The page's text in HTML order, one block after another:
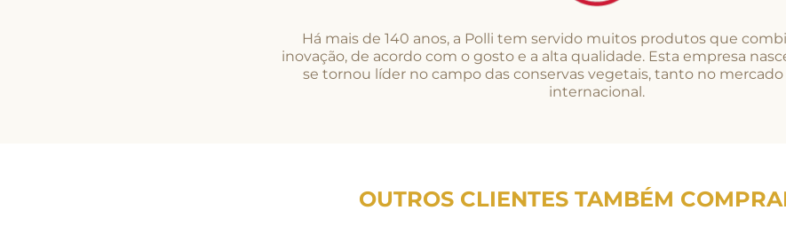
Há mais de 140 anos, a Polli tem servido muitos produtos que
inovação, de acordo com o gosto e a alta qualidade. Esta empresa
se tornou líder no campo das conservas vegetais, tanto no
internacional.
OUTROS CLIENTES TAMBÉM